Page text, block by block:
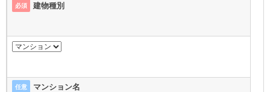
必須 建物種別
任意 マンション名